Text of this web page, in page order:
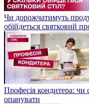
Чи дорожчатимуть
обійдеться святковий
Професія кондитера: чи
опанувати